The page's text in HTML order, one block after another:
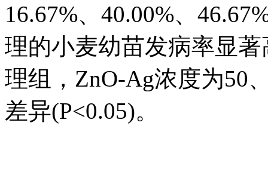
16.67%、40.00%、
理的小麦幼苗发病率显著
理组，ZnO-Ag浓度为50
差异(P<0.05)。